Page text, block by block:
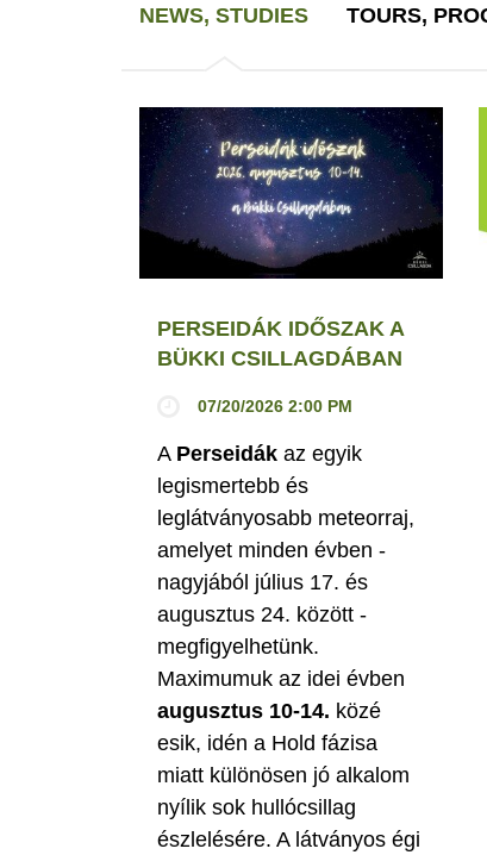
NEWS, STUDIES TOURS,
PERSEIDÁK IDŐSZAK A
BÜKKI CSILLAGDÁBAN
07/20/2026 2:00 PM
A Perseidák az egyik
legismertebb és
leglátványosabb meteorraj,
amelyet minden évben -
nagyjából július 17. és
augusztus 24. között -
megfigyelhetünk.
Maximumuk az idei évben
augusztus 10-14. közé
esik, idén a Hold fázisa
miatt különösen jó alkalom
nyílik sok hullócsillag
észlelésére. A látványos égi